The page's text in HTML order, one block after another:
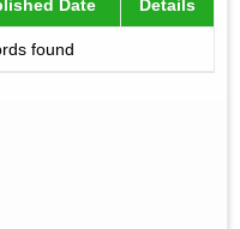
Date Details
found